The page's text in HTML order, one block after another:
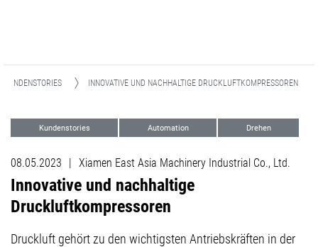
KUNDENSTORIES INNOVATIVE UND NACHHALTIGE DRUCKLUFTKOMPRESSOREN
Kundenstories Automation Drehen
08.05.2023 | Xiamen East Asia Machinery Industrial Co., Ltd.
Innovative und nachhaltige
Druckluftkompressoren
Druckluft gehört zu den wichtigsten Antriebskräften in der